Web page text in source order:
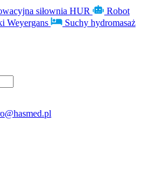
siłownia HUR
Robot
Weyergans Suchy hydromasaż